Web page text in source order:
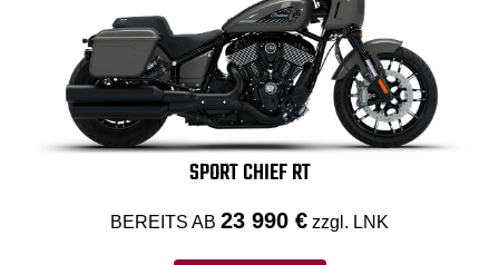
SPORT CHIEF RT
BEREITS AB 23 990 € zzgl. LNK